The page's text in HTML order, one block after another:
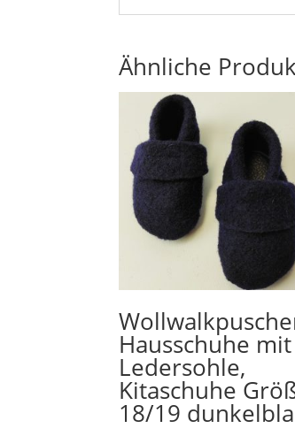
Ähnliche
Hausschuhe mit
Ledersohle,
Kitaschuhe
18/19